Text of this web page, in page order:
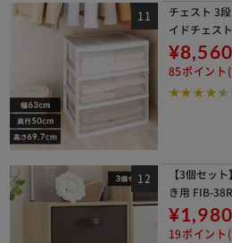
チェスト 3
イドチェス
¥8,560
85ポイント
【3個セッ
¥1,980
19ポイント